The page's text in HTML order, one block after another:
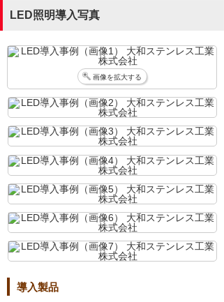
LED照明導入写真
画像を拡大する
導入製品